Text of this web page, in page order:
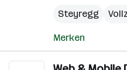
Steyregg
Merken